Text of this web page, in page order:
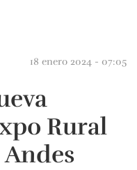
18 enero 2024 - 07:05
Rural